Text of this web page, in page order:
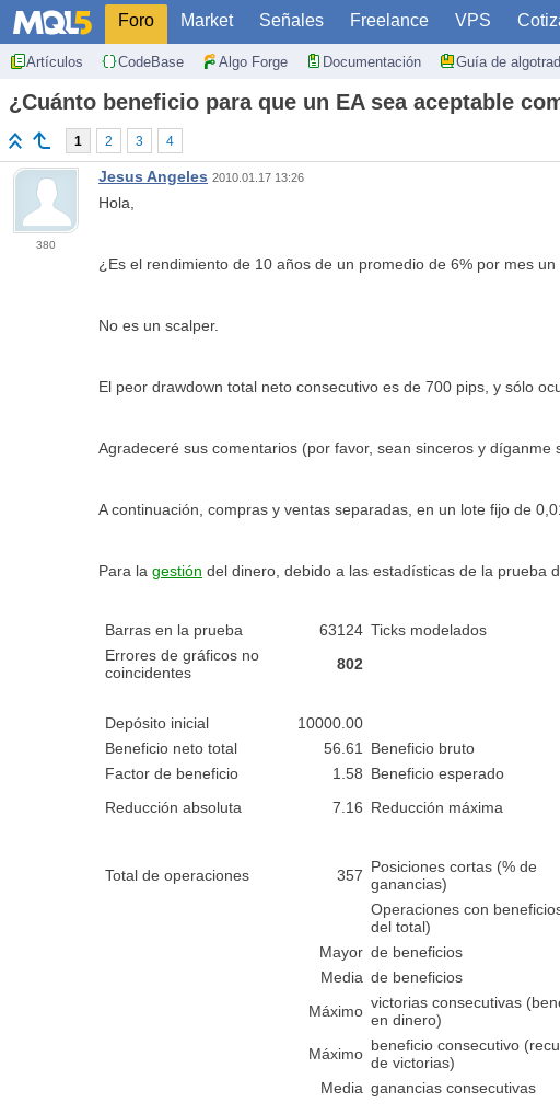
Foro Market Señales Freelance VPS
Artículos CodeBase Algo Forge Documentación Guía de
¿Cuánto beneficio para que un EA sea aceptable
1 2 3 4
380
Jesus Angeles 2010.01.17 13:26
Hola,
¿Es el rendimiento de 10 años de un promedio de 6% por mes
No es un scalper.
El peor drawdown total neto consecutivo es de 700 pips, y sólo
Agradeceré sus comentarios (por favor, sean sinceros y
A continuación, compras y ventas separadas, en un lote fijo de
Para la gestión del dinero, debido a las estadísticas de la prueba
Barras en la prueba
63124 Ticks modelados
Errores de gráficos no
coincidentes
802
Depósito inicial
10000.00
Beneficio neto total
56.61 Beneficio bruto
Factor de beneficio
1.58 Beneficio esperado
Reducción absoluta
7.16 Reducción máxima
Total de operaciones 357 Posiciones cortas (% de
ganancias)
Operaciones con
del total)
Mayor de beneficios
Media de beneficios
Máximo victorias consecutivas
en dinero)
Máximo beneficio consecutivo
de victorias)
Media ganancias consecutivas